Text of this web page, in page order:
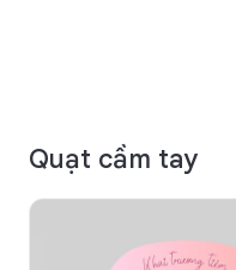
Quạt cầm tay